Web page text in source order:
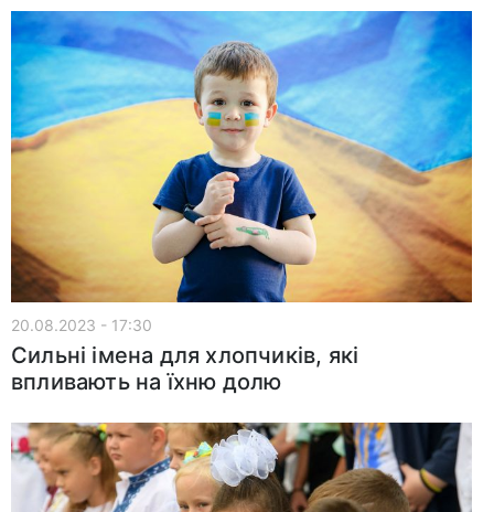
20.08.2023 - 17:30
Сильні імена для хлопчиків, які
впливають на їхню долю